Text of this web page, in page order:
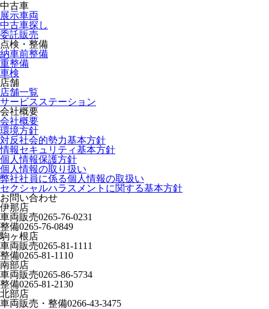
中古車
展示車両
中古車探し
委託販売
点検・整備
納車前整備
重整備
車検
店舗
店舗一覧
サービスステーション
会社概要
会社概要
環境方針
対反社会的勢力基本方針
情報セキュリティ基本方針
個人情報保護方針
個人情報の取り扱い
弊社社員に係る個人情報の取扱い
セクシャルハラスメントに関する基本方針
お問い合わせ
伊那店
車両販売0265-76-0231
整備0265-76-0849
駒ヶ根店
車両販売0265-81-1111
整備0265-81-1110
南部店
車両販売0265-86-5734
整備0265-81-2130
北部店
車両販売・整備0266-43-3475